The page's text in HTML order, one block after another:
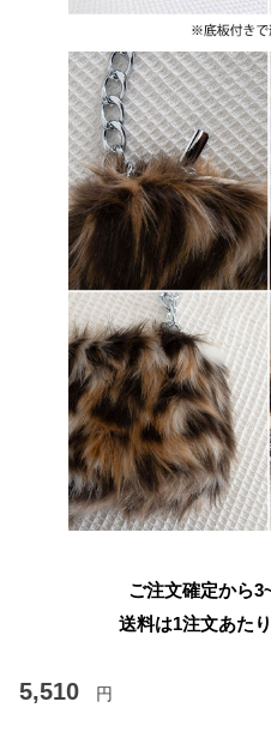
ご注文確定から
送料は1注文あたり
5,510 円